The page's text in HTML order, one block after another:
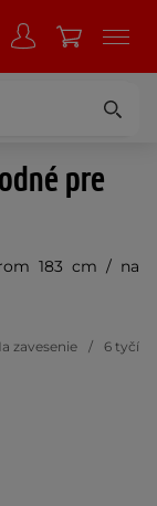
pre
183 cm / na
zavesenie 6 tyčí